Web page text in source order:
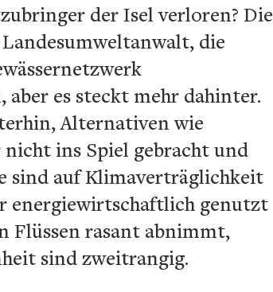
der Isel verloren? Die
die
aber es steckt mehr dahinter.
Alternativen wie
ins Spiel gebracht und
sind auf Klimaverträglichkeit
energiewirtschaftlich genutzt
Flüssen rasant abnimmt,
sind zweitrangig.